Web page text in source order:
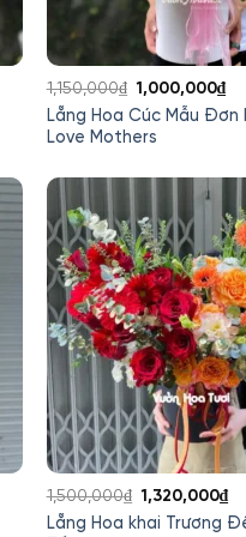
Lẵng Hoa Cúc Mẫu Đơn
Love Mothers
1,150,000₫ Giá
gốc
là:
1,000,000₫Giá
Lẵng Hoa khai Trương
1,500,000₫ Giá
gốc
1,320,000₫Giá